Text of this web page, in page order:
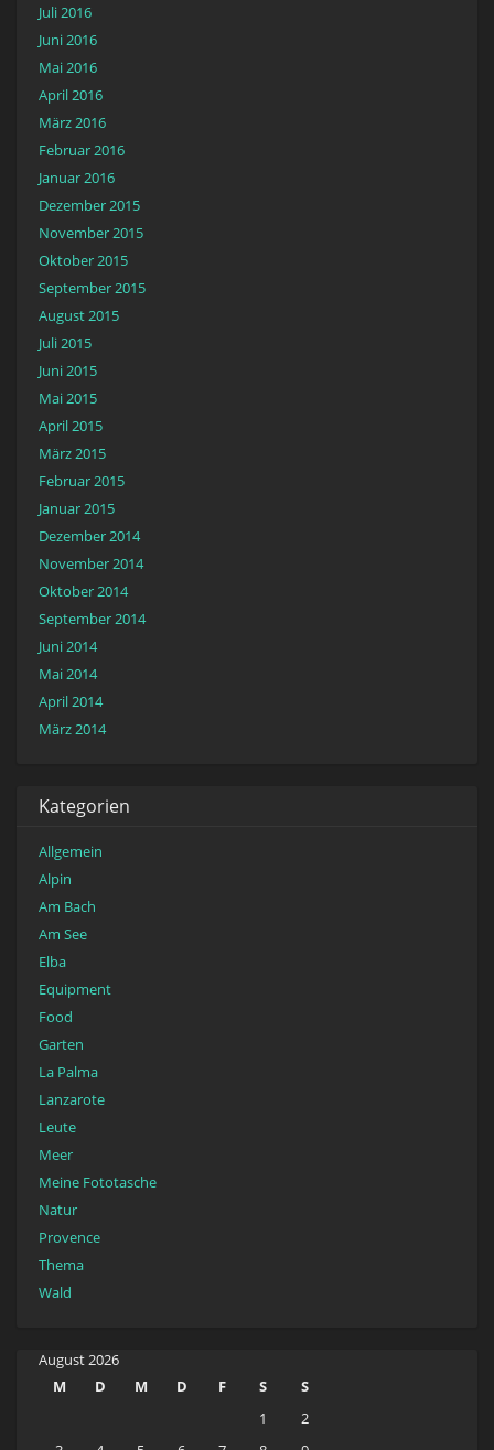
Juli 2016
Juni 2016
Mai 2016
April 2016
März 2016
Februar 2016
Januar 2016
Dezember 2015
November 2015
Oktober 2015
September 2015
August 2015
Juli 2015
Juni 2015
Mai 2015
April 2015
März 2015
Februar 2015
Januar 2015
Dezember 2014
November 2014
Oktober 2014
September 2014
Juni 2014
Mai 2014
April 2014
März 2014
Kategorien
Allgemein
Alpin
Am Bach
Am See
Elba
Equipment
Food
Garten
La Palma
Lanzarote
Leute
Meer
Meine Fototasche
Natur
Provence
Thema
Wald
August 2026
M
D M D F S
S
1
2